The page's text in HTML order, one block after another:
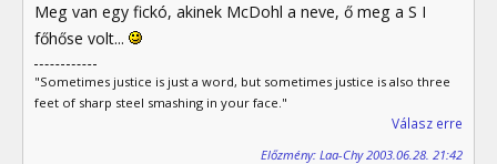
Meg van egy fickó, akinek McDohl a neve, ő meg a S I
főhőse volt...
"Sometimes justice is just a word, but sometimes justice is also three
feet of sharp steel smashing in your face."
Válasz erre
Előzmény: Laa-Chy 2003.06.28. 21:42